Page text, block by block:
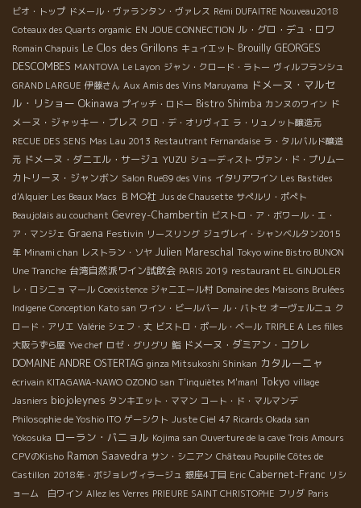
ビオ・トップ ドメール・ヴァランタン・ヴァレス Rémi DUFAITRE Nouveau2018
Coteaux des Quarts orgamic EN JOUE CONNECTION ル・グロ・デュ・ロワ
Romain Chapuis Le Clos des Grillons キュイエット Brouilly GEORGES
DESCOMBES MANTOVA Le Layon ジャン・クロード・ラトー ヴィルフランシュ
GRAND LARGUE 伊藤さん Aux Amis des Vins Maruyama ドメーヌ・マルセ
ル・リショー Okinawa プイッチ・ロドー Bistro Shimba カンヌのワイン ド
メーヌ・ジャッキー・プレス クロ・デ・オリヴィエ ラ・リュノット醸造元
RECUE DES SENS Mas Lau 2013 Restautrant Fernandaise ラ・タルバルド醸造
元 ドメーヌ・ダニエル・サージュ YUZU シューディスト ヴァン・ド・プリムー
カトリーヌ・ジャンボン Salon Rue89 des Vins イタリアワイン Les Bastides
d'Alquier Les Beaux Macs ＢＭО社 Jus de Chausette サぺルリ・ポぺト
Beaujolais au couchant Gevrey-Chambertin ビストロ・ア・ボワール・エ・
ア・マンジェ Graena Festivin リースリング ジュヴレイ・シャンベルタン2015
年 Minami chan レストラン・ソヤ Julien Mareschal Tokyo wine Bistro BUNON
Une Tranche 台湾自然派ワイン試飲会 PARIS 2019 restaurant EL GINJOLER
レ・ロシニョ マール Coexistence ジャニエール村 Domaine des Maisons Brulées
Indigene Conception Kato san ワイン・ビールバー ル・バトセ オーヴェルニュ ク
ロード・アリエ Valérie シェフ・丈 ビストロ・ポール・ベール TRIPLE A Les filles
大阪うずら屋 Yve chef ロゼ・グリグリ 鮨 ドメーヌ・ダミアン・コクレ
DOMAINE ANDRE OSTERTAG ginza Mitsukoshi Shinkan カタルーニャ
écrivain KITAGAWA-NAWO OZONO san T'inquiètes M'man! Tokyo village
Jasniers biojoleynes タンキエット・ママン コート・ド・マルマンデ
Philosophie de Yoshio ITO ゲーシクト Juste Ciel 47 Ricards Okada san
Yokosuka ローラン・バニョル Kojima san Ouverture de la cave Trois Amours
CPVのKisho Ramon Saavedra サン・シニアン Château Poupille Côtes de
Castillon 2018年・ボジョレヴィラージュ 銀座4丁目 Eric Cabernet-Franc リシ
ョーム 白ワイン Allez les Verres PRIEURE SAINT CHRISTOPHE フリダ Paris